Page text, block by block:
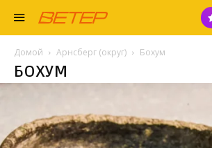
Домой Арнсберг (округ) Бохум
БОХУМ